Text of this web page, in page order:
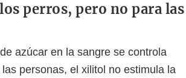
perros, pero no para las
azúcar en la sangre se controla
personas, el xilitol no estimula la